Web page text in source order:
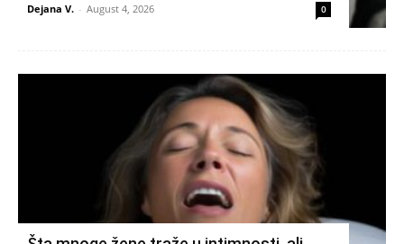
Dejana V. - August 4, 2026 0